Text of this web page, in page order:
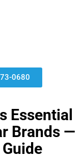
0680
Essential
Brands —